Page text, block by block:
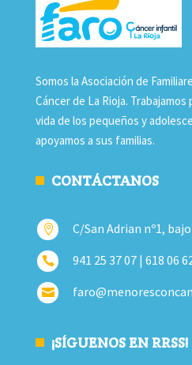
Somos la Asociación de
Cáncer de La Rioja. Trabajamos
vida de los pequeños y
apoyamos a sus familias.
CONTÁCTANOS
 C/San Adrian nº1,
 941 25 37 07 | 618 06

¡SÍGUENOS EN RRSS!